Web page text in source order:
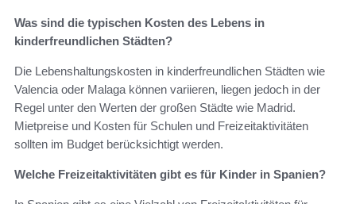
Was sind die typischen Kosten des Lebens in
kinderfreundlichen Städten?
Die Lebenshaltungskosten in kinderfreundlichen Städten wie
Valencia oder Malaga können variieren, liegen jedoch in der
Regel unter den Werten der großen Städte wie Madrid.
Mietpreise und Kosten für Schulen und Freizeitaktivitäten
sollten im Budget berücksichtigt werden.
Welche Freizeitaktivitäten gibt es für Kinder in Spanien?